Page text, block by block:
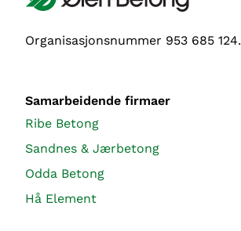
Organisasjonsnummer 953 685 124.
Samarbeidende firmaer
Ribe Betong
Sandnes & Jærbetong
Odda Betong
Hå Element